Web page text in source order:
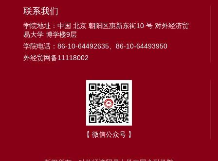
联系我们
学院地址：中国 北京 朝阳区惠新东街10 号 对外经济贸
易大学 博学楼9层
学院电话：86-10-64492635、86-10-64493950
外经贸网备11118002
【 微信公众号 】